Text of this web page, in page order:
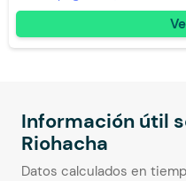
Información útil
Riohacha
Datos calculados en